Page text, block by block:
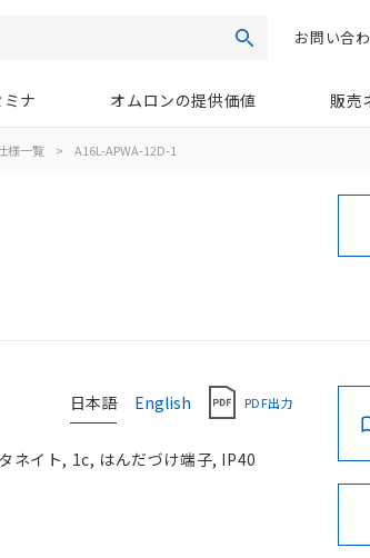
検索お問い合
ナ オムロンの提供価値 販売
様一覧 > A16L-APWA-12D-1
日本語 English PDF出力
ネイト, 1c, はんだづけ端子, IP40